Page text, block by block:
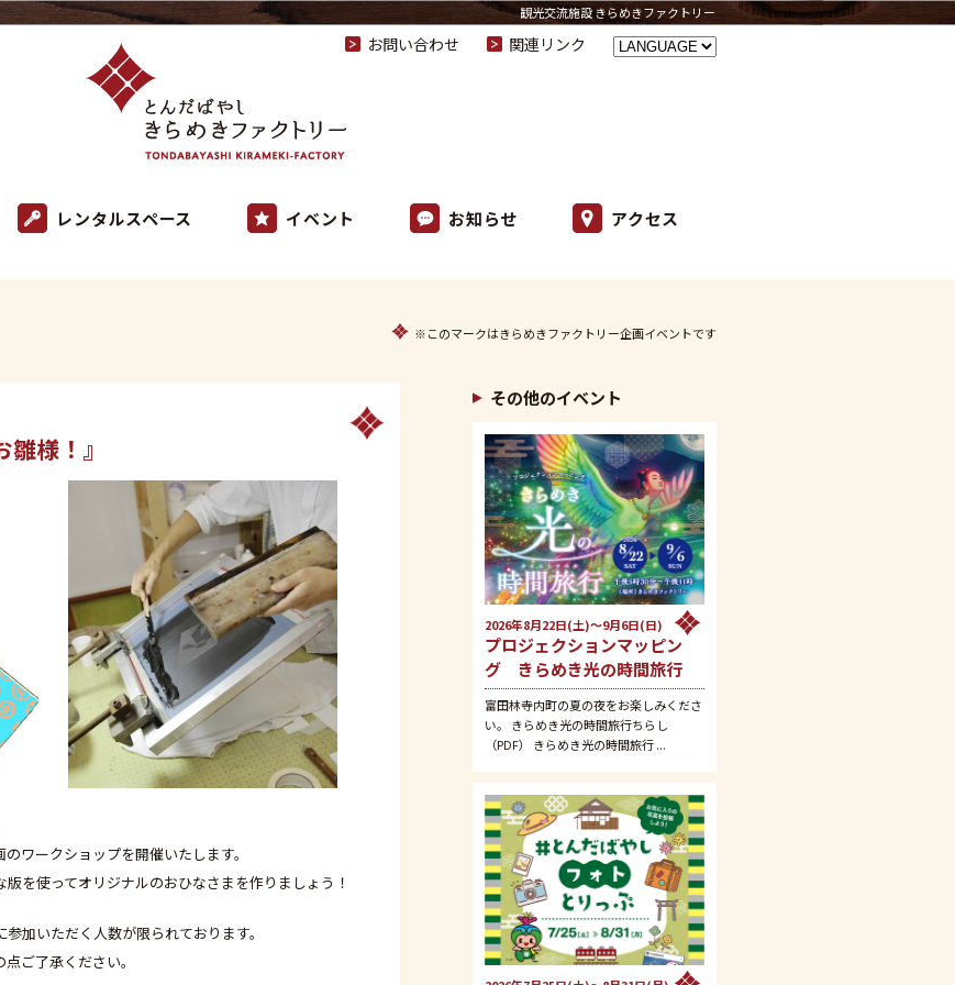
観光交流施設 きらめきファクトリー
レンタルスペース イベント お知らせ アクセス
お問い合わせ 関連リンク
※このマークはきらめきファクトリー企画イベントです
様！』
ワークショップを開催いたします。
を使ってオリジナルのおひなさまを作りましょう！
加いただく人数が限られております。
ご了承ください。
その他のイベント
2026年8月22日(土)～9月6日(日)
プロジェクションマッピン
グ きらめき光の時間旅行
富田林寺内町の夏の夜をお楽しみくださ
い。 きらめき光の時間旅行ちらし
（PDF） きらめき光の時間旅行 ...